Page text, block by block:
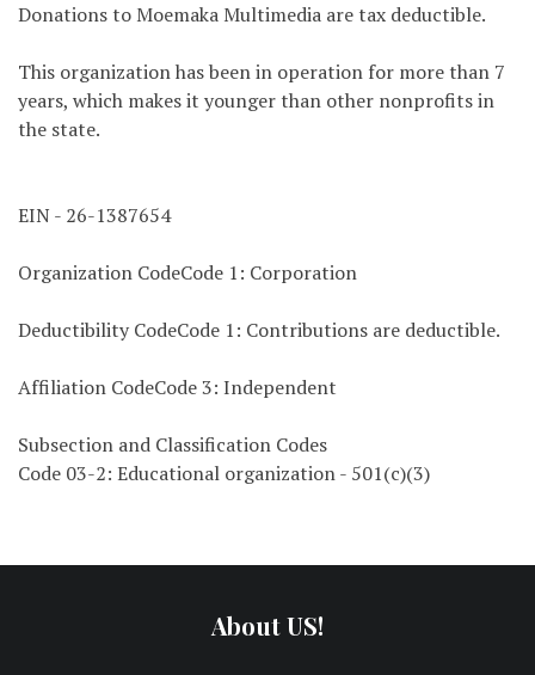
Donations to Moemaka Multimedia are tax deductible.
This organization has been in operation for more than 7
years, which makes it younger than other nonprofits in
the state.
EIN - 26-1387654
Organization CodeCode 1: Corporation
Deductibility CodeCode 1: Contributions are deductible.
Affiliation CodeCode 3: Independent
Subsection and Classification Codes
Code 03-2: Educational organization - 501(c)(3)
About US!